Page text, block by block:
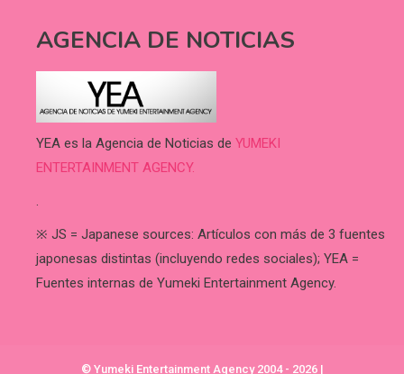
AGENCIA DE NOTICIAS
YEA es la Agencia de Noticias de YUMEKI
ENTERTAINMENT AGENCY.
.
※ JS = Japanese sources: Artículos con más de 3 fuentes
japonesas distintas (incluyendo redes sociales); YEA =
Fuentes internas de Yumeki Entertainment Agency.
© Yumeki Entertainment Agency 2004 - 2026 |